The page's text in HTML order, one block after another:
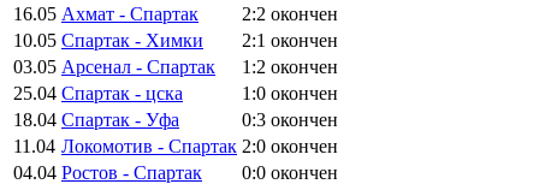
16.05 Ахмат - Спартак 2:2 окончен
10.05 Спартак - Химки 2:1 окончен
03.05 Арсенал - Спартак 1:2 окончен
25.04 Спартак - цска 1:0 окончен
18.04 Спартак - Уфа 0:3 окончен
11.04 Локомотив - Спартак 2:0 окончен
04.04 Ростов - Спартак 0:0 окончен